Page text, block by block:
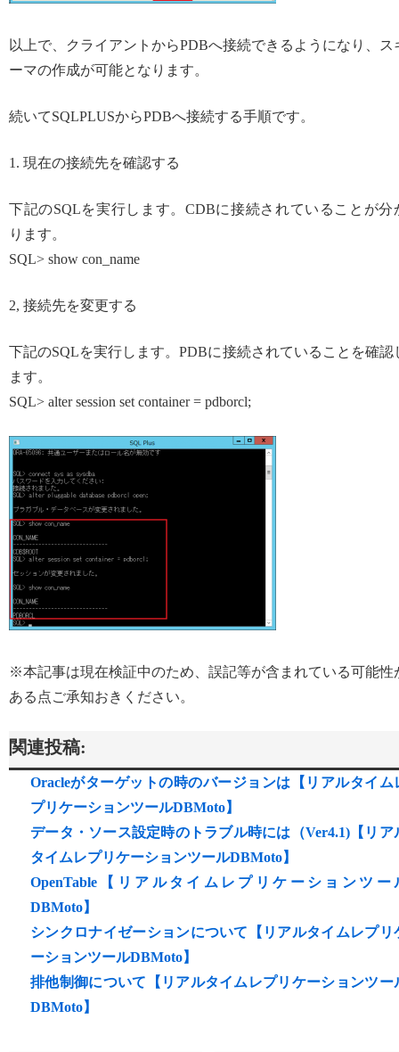
以上で、クライアントからPDBへ接続できるようになり、ス
ーマの作成が可能となります。
続いてSQLPLUSからPDBへ接続する手順です。
1. 現在の接続先を確認する
下記のSQLを実行します。CDBに接続されていることが分
ります。
SQL> show con_name
2, 接続先を変更する
下記のSQLを実行します。PDBに接続されていることを確認
ます。
SQL> alter session set container = pdborcl;
※本記事は現在検証中のため、誤記等が含まれている可能性
ある点ご承知おきください。
関連投稿:
Oracleがターゲットの時のバージョンは【リアルタイム
プリケーションツールDBMoto】
データ・ソース設定時のトラブル時には（Ver4.1)【リア
タイムレプリケーションツールDBMoto】
OpenTable【リアルタイムレプリケーションツー
DBMoto】
シンクロナイゼーションについて【リアルタイムレプリ
ーションツールDBMoto】
排他制御について【リアルタイムレプリケーションツー
DBMoto】